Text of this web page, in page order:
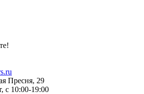
Пресня, 29
с 10:00-19:00